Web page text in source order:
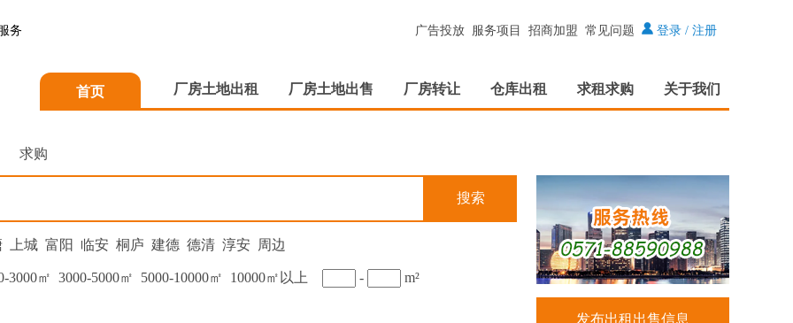
务 广告投放 服务项目 招商加盟 常见问题 登录 / 注册
首页 厂房土地出租 厂房土地出售 厂房转让 仓库出租 求租求购 关于我们
求购
上城 富阳 临安 桐庐 建德 德清 淳安 周边
3000㎡ 3000-5000㎡ 5000-10000㎡ 10000㎡以上 - m²
发布出租出售信息